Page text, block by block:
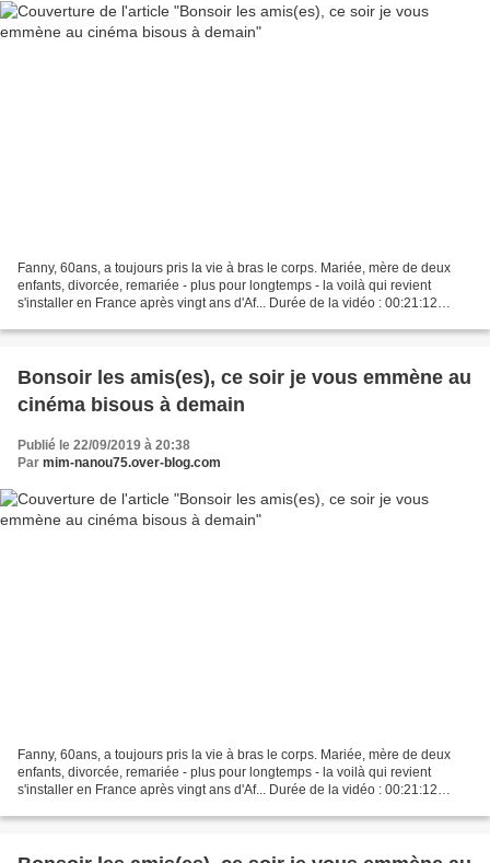
Fanny, 60ans, a toujours pris la vie à bras le corps. Mariée, mère de deux
enfants, divorcée, remariée - plus pour longtemps - la voilà qui revient
s'installer en France après vingt ans d'Af... Durée de la vidéo : 00:21:12
Bonsoir les amis(es), ce soir je vous emmène au
cinéma bisous à demain
Publié le 22/09/2019 à 20:38
Par mim-nanou75.over-blog.com
Fanny, 60ans, a toujours pris la vie à bras le corps. Mariée, mère de deux
enfants, divorcée, remariée - plus pour longtemps - la voilà qui revient
s'installer en France après vingt ans d'Af... Durée de la vidéo : 00:21:12